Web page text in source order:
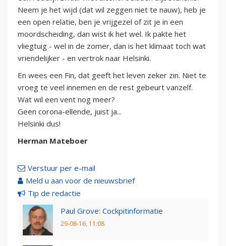
Neem je het wijd (dat wil zeggen niet te nauw), heb je
een open relatie, ben je vrijgezel of zit je in een
moordscheiding, dan wist ik het wel. Ik pakte het
vliegtuig - wel in de zomer, dan is het klimaat toch wat
vriendelijker - en vertrok naar Helsinki.
En wees een Fin, dat geeft het leven zeker zin. Niet te
vroeg te veel innemen en de rest gebeurt vanzelf.
Wat wil een vent nog meer?
Geen corona-ellende, juist ja...
Helsinki dus!
Herman Mateboer
Verstuur per e-mail
Meld u aan voor de nieuwsbrief
Tip de redactie
Paul Grove: Cockpitinformatie
29-08-16, 11:08